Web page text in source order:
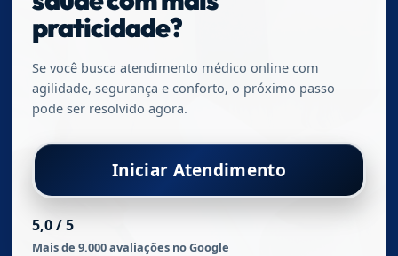
praticidade?
Se você busca atendimento médico online com
agilidade, segurança e conforto, o próximo passo
pode ser resolvido agora.
Iniciar Atendimento
5,0 / 5
Mais de 9.000 avaliações no Google